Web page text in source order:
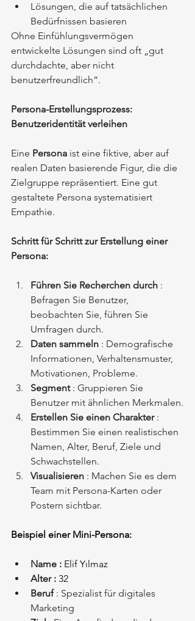
Lösungen, die auf tatsächlichen
Bedürfnissen basieren
Ohne Einfühlungsvermögen
entwickelte Lösungen sind oft „gut
durchdachte, aber nicht
benutzerfreundlich“.
Persona-Erstellungsprozess:
Benutzeridentität verleihen
Eine Persona ist eine fiktive, aber auf
realen Daten basierende Figur, die die
Zielgruppe repräsentiert. Eine gut
gestaltete Persona systematisiert
Empathie.
Schritt für Schritt zur Erstellung einer
Persona:
Führen Sie Recherchen durch :
Befragen Sie Benutzer,
beobachten Sie, führen Sie
Umfragen durch.
Daten sammeln : Demografische
Informationen, Verhaltensmuster,
Motivationen, Probleme.
Segment : Gruppieren Sie
Benutzer mit ähnlichen Merkmalen.
Erstellen Sie einen Charakter :
Bestimmen Sie einen realistischen
Namen, Alter, Beruf, Ziele und
Schwachstellen.
Visualisieren : Machen Sie es dem
Team mit Persona-Karten oder
Postern sichtbar.
Beispiel einer Mini-Persona:
Name : Elif Yılmaz
Alter : 32
Beruf : Spezialist für digitales
Marketing